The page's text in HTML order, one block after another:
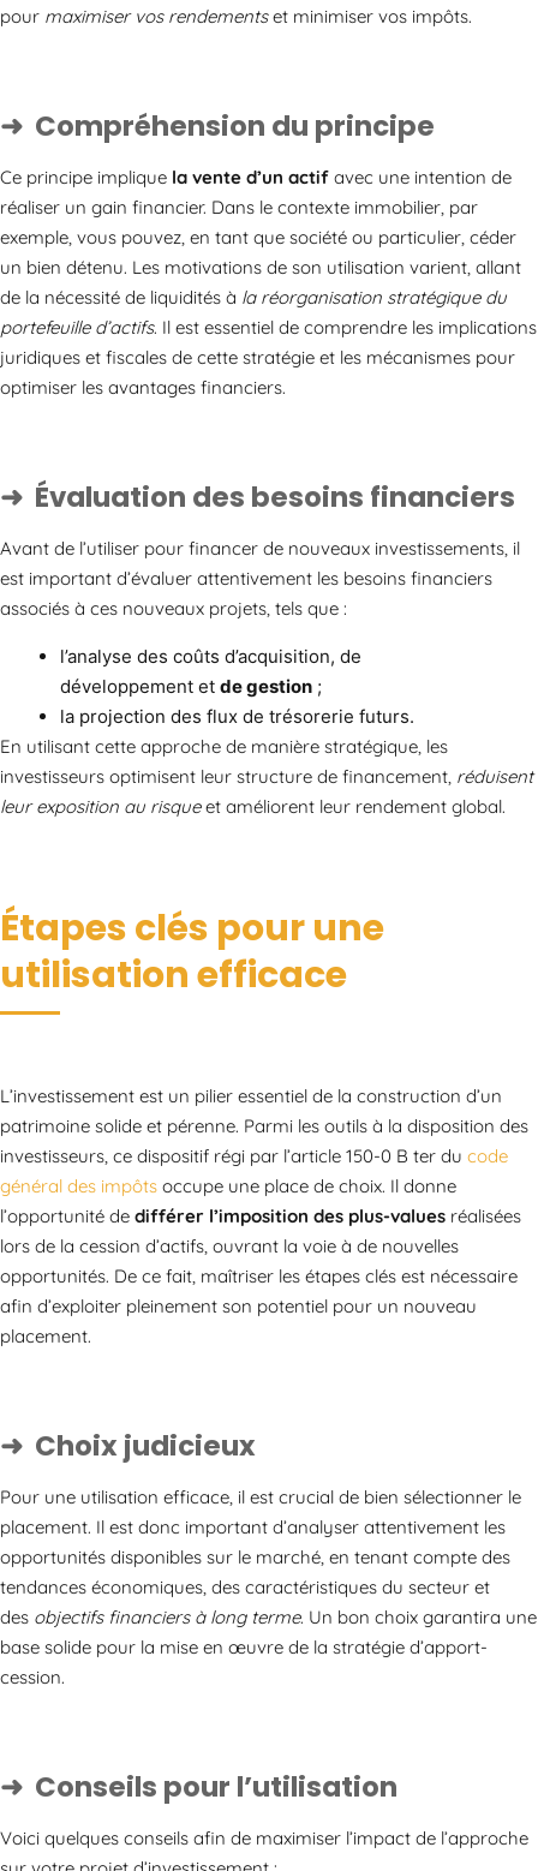
pour maximiser vos rendementset minimiser vos impôts.
Compréhension du principe
Ce principe implique la vente d’un actif avec une intention de
réaliser un gain financier. Dans le contexte immobilier, par
exemple, vous pouvez, en tant que société ou particulier, céder
un bien détenu. Les motivations de son utilisation varient, allant
de la nécessité de liquidités à la réorganisation stratégique du
portefeuille d’actifs. Il est essentiel de comprendre les implications
juridiques et fiscales de cette stratégie et les mécanismes pour
optimiser les avantages financiers.
Évaluation des besoins financiers
Avant de l’utiliser pour financer de nouveaux investissements, il
est important d’évaluer attentivement les besoins financiers
associés à ces nouveaux projets, tels que :
l’analyse des coûts d’acquisition, de
développement et de gestion ;
la projection des flux de trésorerie futurs.
En utilisant cette approche de manière stratégique, les
investisseurs optimisent leur structure de financement, réduisent
leur exposition au risqueet améliorent leur rendement global.
Étapes clés pour une
utilisation efficace
L’investissement est un pilier essentiel de la construction d’un
patrimoine solide et pérenne. Parmi les outils à la disposition des
investisseurs, ce dispositif régi par l’article 150-0 B ter du code
général des impôts occupe une place de choix. Il donne
l’opportunité de différer l’imposition des plus-values réalisées
lors de la cession d’actifs, ouvrant la voie à de nouvelles
opportunités. De ce fait, maîtriser les étapes clés est nécessaire
afin d’exploiter pleinement son potentiel pour un nouveau
placement.
Choix judicieux
Pour une utilisation efficace, il est crucial de bien sélectionner le
placement. Il est donc important d’analyser attentivement les
opportunités disponibles sur le marché, en tenant compte des
tendances économiques, des caractéristiques du secteur et
des objectifs financiers à long terme. Un bon choix garantira une
base solide pour la mise en œuvre de la stratégie d’apport-
cession.
Conseils pour l’utilisation
Voici quelques conseils afin de maximiser l’impact de l’approche